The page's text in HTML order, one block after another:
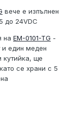
вече е изпълнен
до 24VDC
на EM-0101-TG -
и един меден
кутийка, ще
се храни с 5